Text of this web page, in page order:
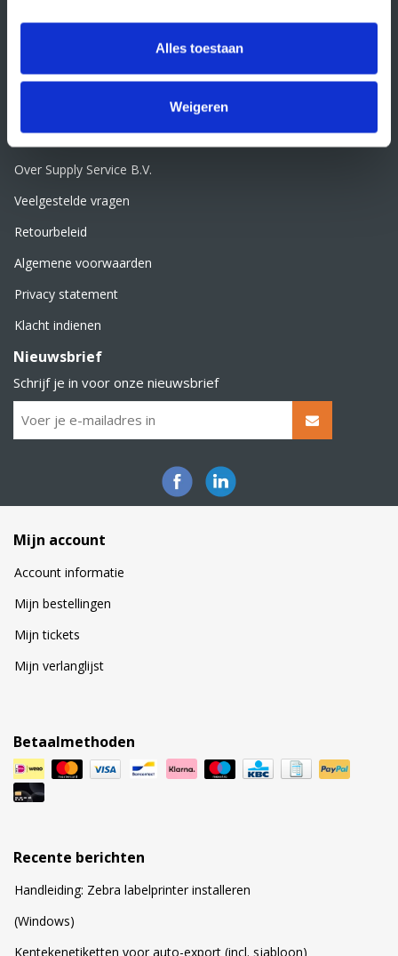
Alles toestaan
Weigeren
+31 33 468 13 42
BTW nummer: NL856526605B01
Contact
Over Supply Service B.V.
Veelgestelde vragen
Retourbeleid
Algemene voorwaarden
Privacy statement
Klacht indienen
Nieuwsbrief
Schrijf je in voor onze nieuwsbrief
Mijn account
Account informatie
Mijn bestellingen
Mijn tickets
Mijn verlanglijst
Betaalmethoden
Recente berichten
Handleiding: Zebra labelprinter installeren
(Windows)
Kentekenetiketten voor auto-export (incl. sjabloon)